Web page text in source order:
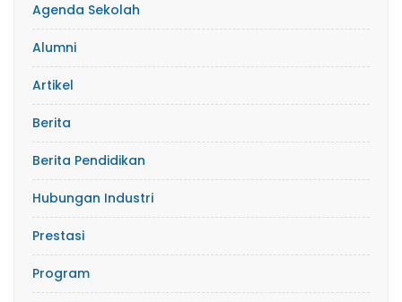
Agenda Sekolah
Alumni
Artikel
Berita
Berita Pendidikan
Hubungan Industri
Prestasi
Program